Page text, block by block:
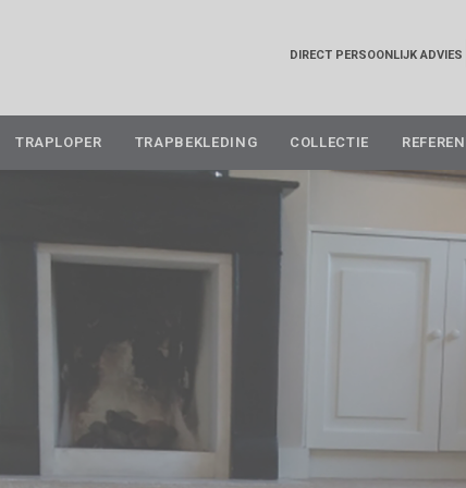
DIRECT PERSOONLIJK ADVIES
to
content
TRAPLOPER TRAPBEKLEDING COLLECTIE